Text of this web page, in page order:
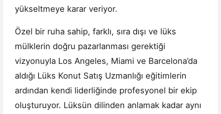
yükseltmeye karar veriyor.
Özel bir ruha sahip, farklı, sıra dışı ve lüks
mülklerin doğru pazarlanması gerektiği
vizyonuyla Los Angeles, Miami ve Barcelona’da
aldığı Lüks Konut Satış Uzmanlığı eğitimlerin
ardından kendi liderliğinde profesyonel bir ekip
oluşturuyor. Lüksün dilinden anlamak kadar aynı